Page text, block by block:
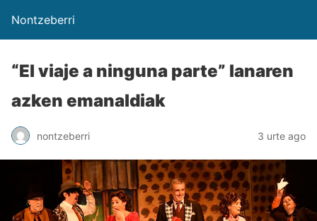
Nontzeberri
“El viaje a ninguna parte” lanaren
azken emanaldiak
nontzeberri 3 urte ago